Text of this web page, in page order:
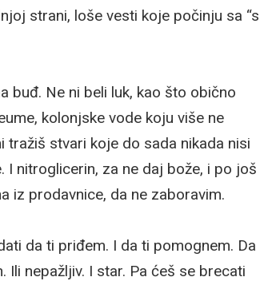
strani, loše vesti koje počinju sa “s
buđ. Ne ni beli luk, kao što obično
kolonjske vode koju više ne
stvari koje do sada nikada nisi
I nitroglicerin, za ne daj bože, i po još
iz prodavnice, da ne zaboravim.
da ti priđem. I da ti pomognem. Da
nepažljiv. I star. Pa ćeš se brecati